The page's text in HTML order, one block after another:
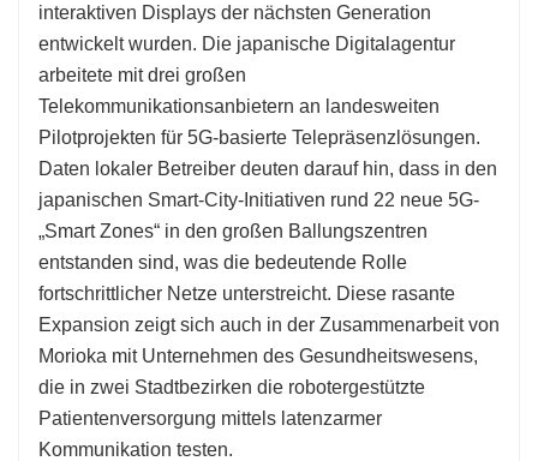
interaktiven Displays der nächsten Generation
entwickelt wurden. Die japanische Digitalagentur
arbeitete mit drei großen
Telekommunikationsanbietern an landesweiten
Pilotprojekten für 5G-basierte Telepräsenzlösungen.
Daten lokaler Betreiber deuten darauf hin, dass in den
japanischen Smart-City-Initiativen rund 22 neue 5G-
„Smart Zones“ in den großen Ballungszentren
entstanden sind, was die bedeutende Rolle
fortschrittlicher Netze unterstreicht. Diese rasante
Expansion zeigt sich auch in der Zusammenarbeit von
Morioka mit Unternehmen des Gesundheitswesens,
die in zwei Stadtbezirken die robotergestützte
Patientenversorgung mittels latenzarmer
Kommunikation testen.